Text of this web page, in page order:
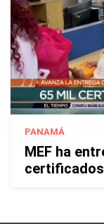
PANAMÁ
MEF ha